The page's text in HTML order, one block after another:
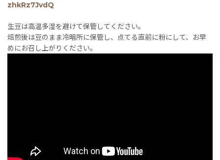
zhkRz7JvdQ
生豆は高温多湿を避けて保管してください。
焙煎後は豆のまま冷暗所に保管し、点てる直前に粉にして、お早
めにお召し上がりください。